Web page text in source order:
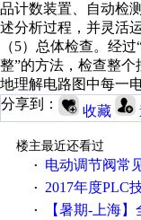
品计数装置、自动检
述分析过程，并灵活
（5）总体检查。经
整”的方法，检查整
地理解电路图中每一
分享到：
收藏
楼主最近还看过
·
电动调节阀常
· 2017年度PLC
· 【暑期-上海】全国工业